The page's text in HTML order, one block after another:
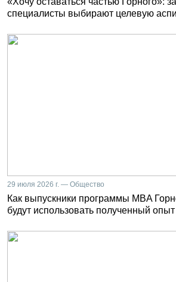
специалисты выбирают целевую
29 июля 2026 г. — Общество
Как выпускники программы MBA
будут использовать полученный